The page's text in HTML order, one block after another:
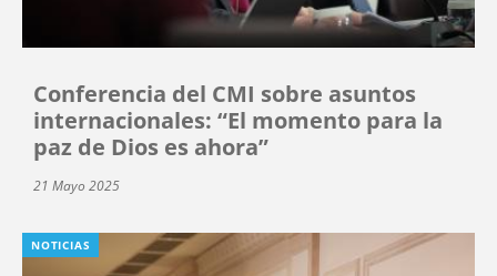
Conferencia del CMI sobre asuntos
internacionales: “El momento para la
paz de Dios es ahora”
21 Mayo 2025
NOTICIAS